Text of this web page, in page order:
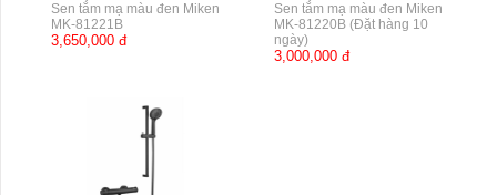
Sen tắm mạ màu đen Miken
MK-81221B
3,650,000 đ
Sen tắm mạ màu đen Miken
MK-81220B (Đặt hàng 10
ngày)
3,000,000 đ